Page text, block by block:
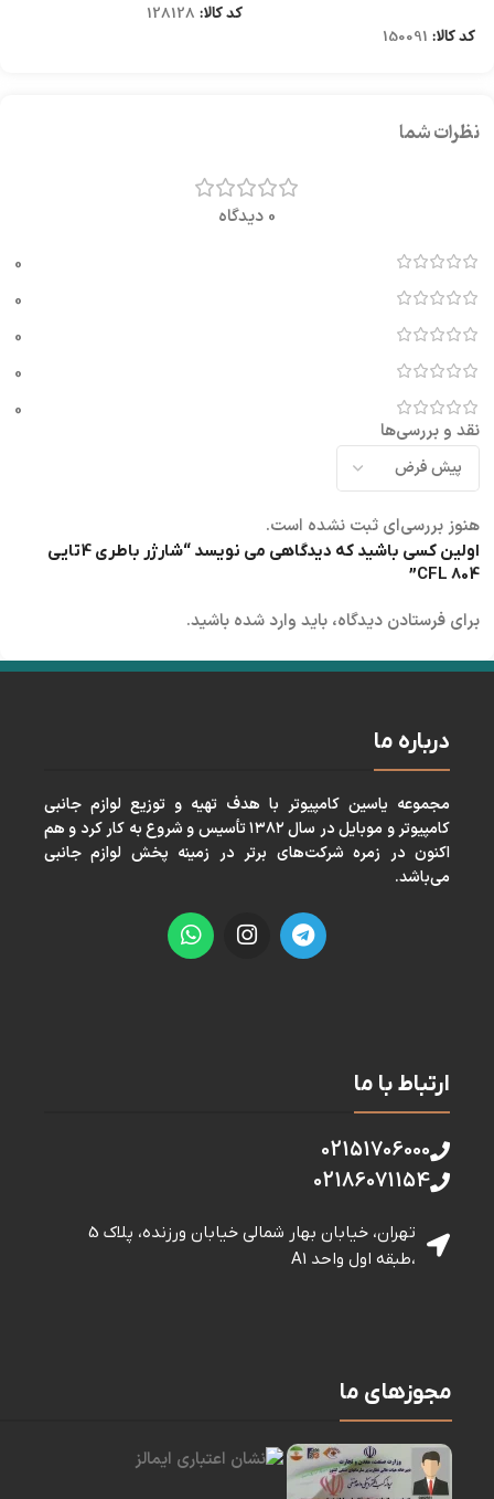
کد کالا: 150091
کد کالا: 128128
نظرات شما
0 دیدگاه
0
0
0
0
0
نقد و بررسی‌ها
هنوز بررسی‌ای ثبت نشده است.
اولین کسی باشید که دیدگاهی می نویسد “شارژر باطری 4تایی
CFL 804”
برای فرستادن دیدگاه، باید وارد شده باشید.
درباره ما
مجموعه ياسين كامپيوتر با هدف تهيه و توزيع لوازم جانبی
كامپيوتر و موبايل در سال ١٣٨٢ تأسيس و شروع به كار كرد و هم
اكنون در زمره شركت‌های برتر در زمينه پخش لوازم جانبی
می‌باشد.
ارتباط با ما
02151706000
02186071154
تهران، خیابان بهار شمالی خيابان ورزنده، پلاک 5
،طبقه اول واحد A1
مجوزهای ما